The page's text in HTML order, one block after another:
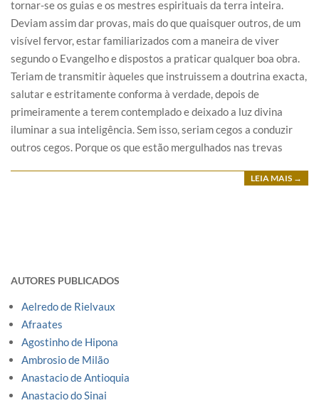
tornar-se os guias e os mestres espirituais da terra inteira.
Deviam assim dar provas, mais do que quaisquer outros, de um
visível fervor, estar familiarizados com a maneira de viver
segundo o Evangelho e dispostos a praticar qualquer boa obra.
Teriam de transmitir àqueles que instruissem a doutrina exacta,
salutar e estritamente conforma à verdade, depois de
primeiramente a terem contemplado e deixado a luz divina
iluminar a sua inteligência. Sem isso, seriam cegos a conduzir
outros cegos. Porque os que estão mergulhados nas trevas
LEIA MAIS →
AUTORES PUBLICADOS
Aelredo de Rielvaux
Afraates
Agostinho de Hipona
Ambrosio de Milão
Anastacio de Antioquia
Anastacio do Sinai